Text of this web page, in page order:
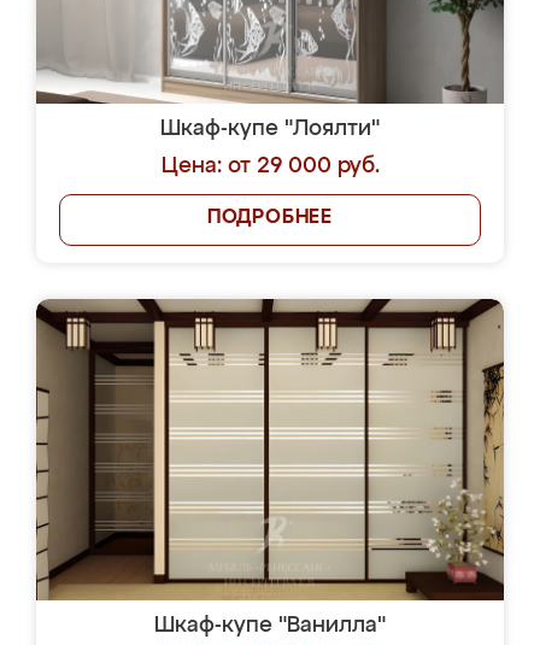
Шкаф-купе "Лоялти"
Цена: от 29 000 руб.
ПОДРОБНЕЕ
Шкаф-купе "Ванилла"